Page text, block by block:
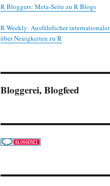
R Bloggers: Meta-Seite zu R Blogs
R Weekly: Ausführlicher
über Neuigkeiten zu R
Bloggerei, Blogfeed